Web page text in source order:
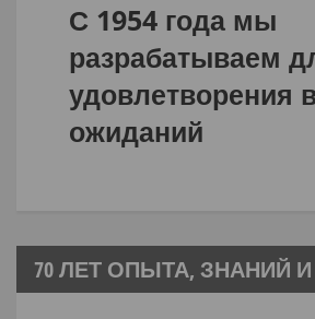
С 1954 года мы
разрабатываем
удовлетворения
ожиданий
70 ЛЕТ ОПЫТА, ЗНАНИЙ